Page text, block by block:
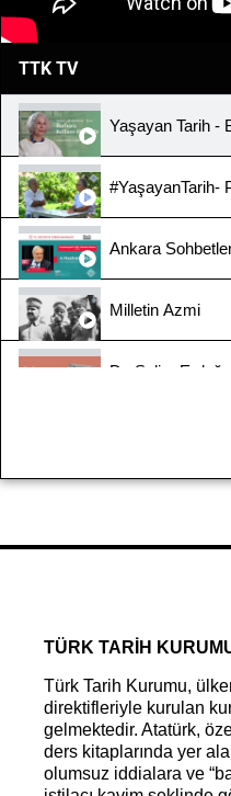
TTK TV
Yaşayan Tarih -
#YaşayanTarih-
Ankara
Milletin Azmi
Dr. Selim
TÜRK TARİH
Türk Tarih Kurumu,
direktifleriyle kurulan
gelmektedir. Atatürk,
ders kitaplarında yer
olumsuz iddialara ve